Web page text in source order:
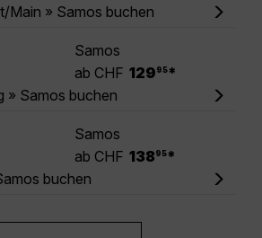
Main » Samos buchen
Samos
ab CHF 129 95 *
» Samos buchen
Samos
ab CHF 138 95 *
buchen